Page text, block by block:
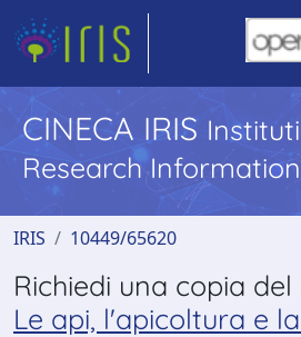
CINECA IRIS
Research
IRIS 10449/65620
Richiedi una copia
Le api, l'apicoltura e